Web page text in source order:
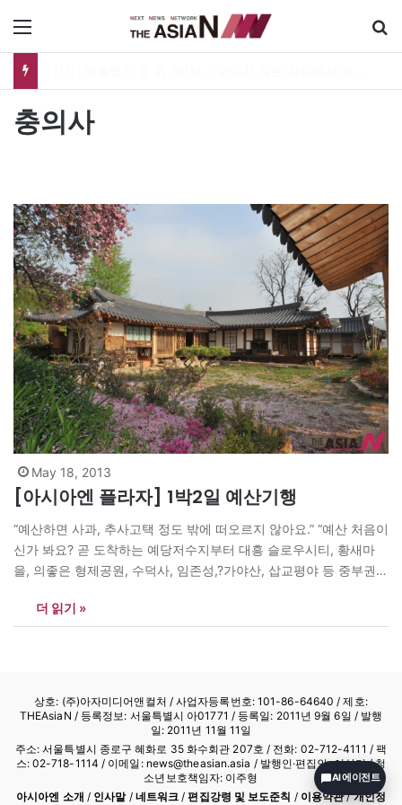
충의사
May 18, 2013
[아시아엔 플라자] 1박2일 예산기행
“예산하면 사과, 추사고택 정도 밖에 떠오르지 않아요.” “예산 처음이
신가 봐요? 곧 도착하는 예당저수지부터 대흥 슬로우시티, 황새마
을, 의좋은 형제공원, 수덕사, 임존성,?가야산, 삽교평야 등 중부권에
(The AsiaN)?일행을 맞이한 예산군?녹색관광과 이혜정씨의 설명이
다. 주니어 아자 외국인?유학생 등 협회 일행은 10~11일 충절의 고
더 읽기 »
상호: (주)아자미디어앤컬처 /사업자등록번호: 101-86-64640 / 제호:
THEAsiaN / 등록정보: 서울특별시 아01771 / 등록일: 2011년 9월 6일 / 발행
일: 2011년 11월 11일
주소: 서울특별시 종로구 혜화로 35 화수회관 207호 / 전화: 02-712-4111 / 팩
스: 02-718-1114 / 이메일: news@theasian.asia / 발행인·편집인: 이상기 / 청
소년보호책임자: 이주형
아시아엔 소개 / 인사말/ 네트워크 /편집강령 및 보도준칙 / 이용약관/개인정
AI 에이전트